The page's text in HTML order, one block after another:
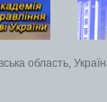
область,